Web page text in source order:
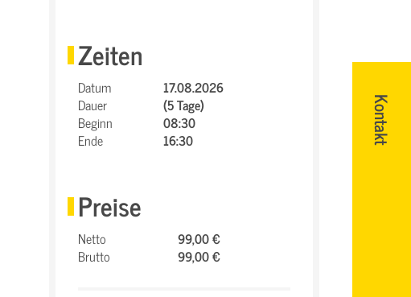
Kontakt
Zeiten
Datum
17.08.2026
Dauer
(5 Tage)
Beginn
08:30
Ende
16:30
Preise
Netto
99,00 €
Brutto
99,00 €